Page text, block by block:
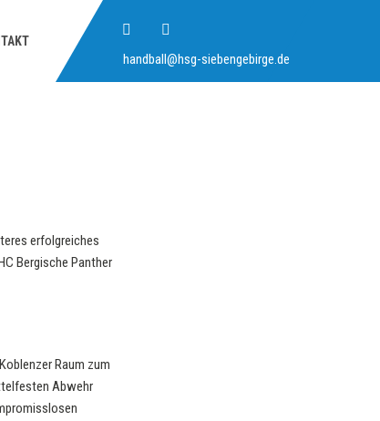
handball@hsg-siebengebirge.de
erfolgreiches
Bergische Panther
Raum zum
Abwehr